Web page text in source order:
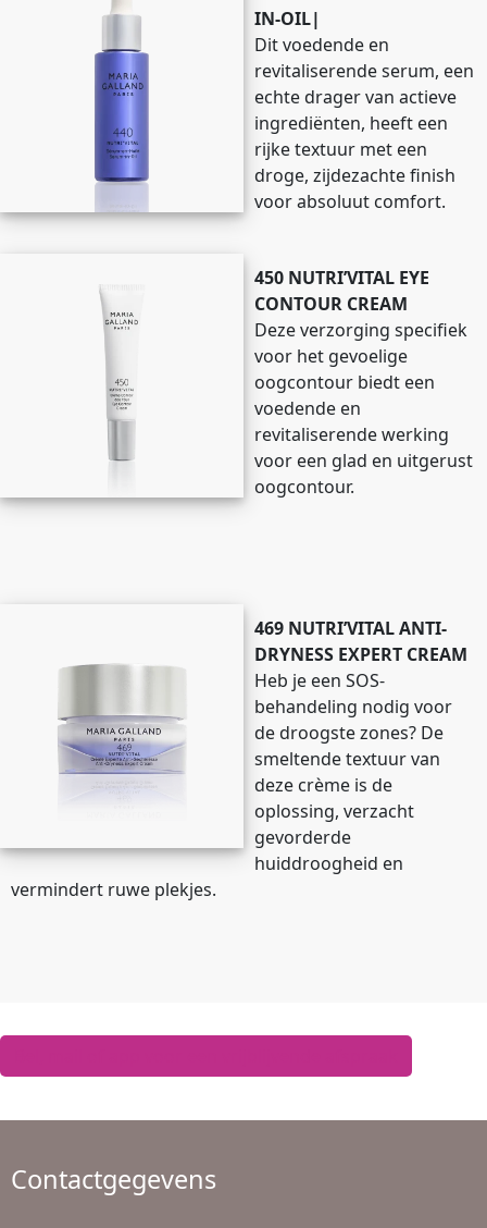
IN-OIL|
Dit voedende en
revitaliserende serum, een
echte drager van actieve
ingrediënten, heeft een
rijke textuur met een
droge, zijdezachte finish
voor absoluut comfort.
450 NUTRI’VITAL EYE
CONTOUR CREAM
Deze verzorging specifiek
voor het gevoelige
oogcontour biedt een
voedende en
revitaliserende werking
voor een glad en uitgerust
oogcontour.
469 NUTRI’VITAL ANTI-
DRYNESS EXPERT CREAM
Heb je een SOS-
behandeling nodig voor
de droogste zones? De
smeltende textuur van
deze crème is de
oplossing, verzacht
gevorderde
huiddroogheid en
vermindert ruwe plekjes.
Contactgegevens